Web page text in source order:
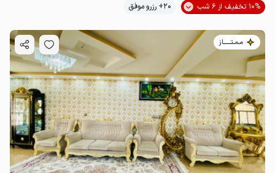
10% تخفیف از 6 شب
20+ رزرو موفق
مـمـتــــــاز